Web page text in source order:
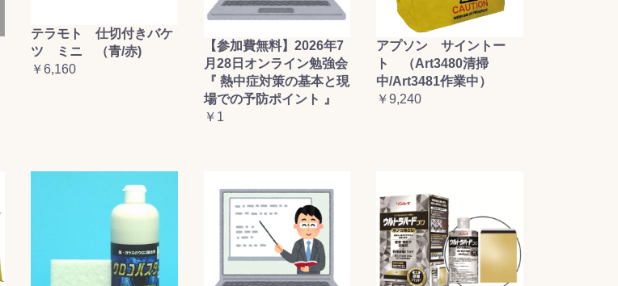
テラモト 仕切付きバケ
ツ ミニ （青/赤)
￥6,160
【参加費無料】2026年7
月28日オンライン勉強会
『 熱中症対策の基本と現
場での予防ポイント 』
￥1
アプソン サイントー
ト （Art3480清掃
中/Art3481作業中）
￥9,240